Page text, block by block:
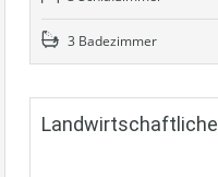
3 Badezimmer